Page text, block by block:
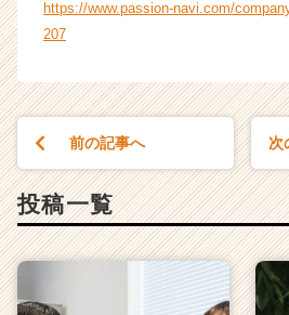
e
https://www.passion-navi.com/
207
前の記事へ 次
投稿一覧